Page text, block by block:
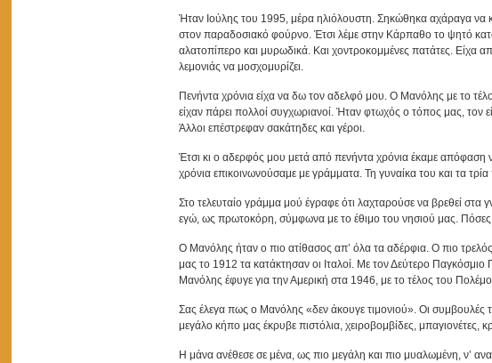
Ήταν Ιούλης του 1995, μέρα ηλιόλουστη. Σηκώθηκα αχάραγα να
στον παραδοσιακό φούρνο. Έτσι λέμε στην Κάρπαθο το ψητό
αλατοπίπερο και μυρωδικά. Και χοντροκομμένες πατάτες. Είχα
λεμονιάς να μοσχομυρίζει.
Πενήντα χρόνια είχα να δω τον αδελφό μου. Ο Μανόλης με το
είχαν πάρει πολλοί συγχωριανοί. Ήταν φτωχός ο τόπος μας, τον
Άλλοι επέστρεφαν σακάτηδες και γέροι.
Έτσι κι ο αδερφός μου μετά από πενήντα χρόνια έκαμε απόφαση
χρόνια επικοινωνούσαμε με γράμματα. Τη γυναίκα του και τα
Στο τελευταίο γράμμα μού έγραφε ότι λαχταρούσε να βρεθεί στα
εγώ, ως πρωτοκόρη, σύμφωνα με το έθιμο του νησιού μας. Πόσες
Ο Μανόλης ήταν ο πιο ατίθασος απ’ όλα τα αδέρφια. Ο πιο
μας το 1912 τα κατάκτησαν οι Ιταλοί. Με τον Δεύτερο
Μανόλης έφυγε για την Αμερική στα 1946, με το τέλος του
Σας έλεγα πως ο Μανόλης «δεν άκουγε τιμονιού». Οι συμβουλές
μεγάλο κήπο μας έκρυβε πιστόλια, χειροβομβίδες,
Η μάνα ανέθεσε σε μένα, ως πιο μεγάλη και πιο μυαλωμένη,